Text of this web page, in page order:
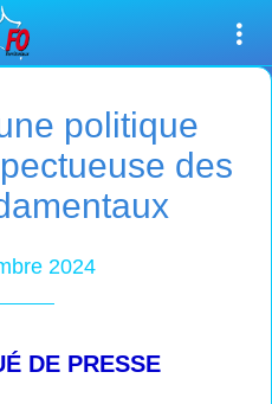
politique
des
2024
DE PRESSE